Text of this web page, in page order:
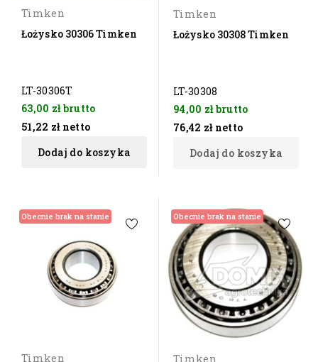
Timken
Łożysko 30306 Timken
LT-30306T
63,00 złbrutto
51,22 zł netto
Dodaj do koszyka
Timken
Łożysko 30308 Timken
LT-30308
94,00 złbrutto
76,42 zł netto
Dodaj do koszyka
Obecnie brak na stanie
Timken
Obecnie brak na stanie
Timken